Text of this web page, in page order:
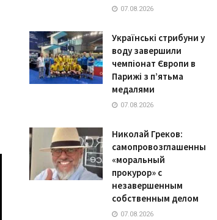
07.08.2026
Українські стрибуни у
воду завершили
чемпіонат Європи в
Парижі з п’ятьма
медалями
07.08.2026
Николай Греков:
самопровозглашенный
«моральный
прокурор» с
незавершенным
собственным делом
07.08.2026